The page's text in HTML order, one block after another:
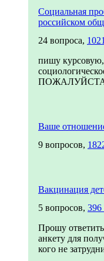
Социальная
российском
24 вопроса,
пишу курсовую,
ПОЖАЛУЙСТА!
Ваше
9 вопросов,
Вакцинация
5 вопросов, 396
Прошу
анкету для
кого не